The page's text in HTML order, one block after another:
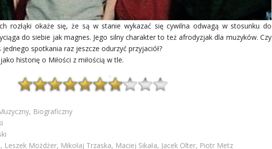
rozłąki okaże się, że są w stanie wykazać się cywilna odwagą w stosunku do
do siebie jak magnes. Jego silny charakter to też afrodyzjak dla muzyków. Czy
spotkania raz jeszcze odurzyć przyjaciół?
historię o Miłości z miłością w tle.
Biograficzny
Leszek Możdżer, Mikołaj Trzaska, Maciej Sikała, Jacek Olter, Piotr Metz